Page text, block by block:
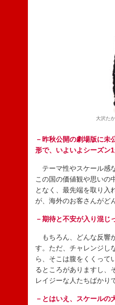
大沢た
－昨秋公開の劇場版に未
形で、いよいよシーズン
テーマ性やスケール感
この国の価値観や思いの
となく、最先端を取り入
が、海外のお客さんがど
－期待と不安が入り混じ
もちろん、どんな反響
す。ただ、チャレンジし
ら、そこは腹をくくって
るところがありますし、
レイジーな人たちばかり
－とはいえ、スケールの